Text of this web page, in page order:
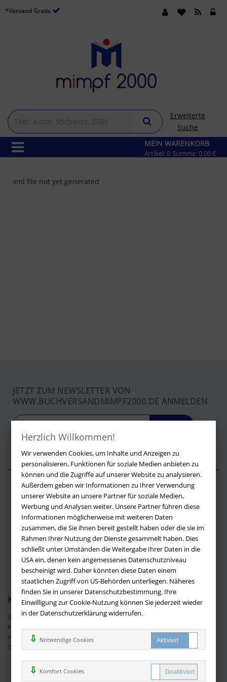
Herzlich Willkommen!
Wir verwenden Cookies, um Inhalte und Anzeigen zu
personalisieren, Funktionen für soziale Medien anbieten zu
können und die Zugriffe auf unserer Website zu analysieren.
Außerdem geben wir Informationen zu Ihrer Verwendung
unserer Website an unsere Partner für soziale Medien,
Werbung und Analysen weiter. Unsere Partner führen diese
Informationen möglicherweise mit weiteren Daten
zusammen, die Sie ihnen bereit gestellt haben oder die sie im
Rahmen Ihrer Nutzung der Dienste gesammelt haben. Dies
schließt unter Umständen die Weitergabe Ihrer Daten in die
USA ein, denen kein angemessenes Datenschutzniveau
bescheinigt wird. Daher könnten diese Daten einem
staatlichen Zugriff von US-Behörden unterliegen. Näheres
finden Sie in unserer Datenschutzbestimmung. Ihre
Einwilligung zur Cookie-Nutzung können Sie jederzeit wieder
in der Datenschutzerklärung widerrufen.
Notwendige Cookies
Komfort Cookies
*Versand Gratis
Erweiterte
Suche
MEIN WARENKORB
Artikel: 0 Summe: 0,00 €
xml file not yet generated
JETZT ZUM NEWSLETTER VON
WWW.BUCHVERSANDMIMPF2000.DE ANMELDEN
Über buchversandmimpf2000.de
Impressum
Versandbedingungen
Widerruf
Batteriehinweis
AGB
Datenschutz
Kontakt
Sie haben Fragen?Hier finden Sie Antworten auf häufig gestellte
Fragen.
Fragen per E-Mail:info@buchversandmimpf2000.de
Telefon: +49 (0)9209 20 23 188
Ihre Vorteile bei uns
Kostenloser Versand innerhalb Deutschlands